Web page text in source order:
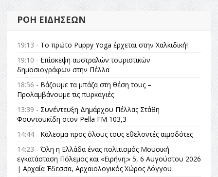
ΡΟΉ ΕΙΔΉΣΕΩΝ
19:13 - Το πρώτο Puppy Yoga έρχεται στην Χαλκιδική!
19:10 - Επίσκεψη αυστραλών τουριστικών
δημοσιογράφων στην Πέλλα
18:56 - Βάζουμε τα μπάζα στη θέση τους –
Προλαμβάνουμε τις πυρκαγιές
13:39 - Συνέντευξη Δημάρχου Πέλλας Στάθη
Φουντουκίδη στον Pella FM 103,3
14:44 - Κάλεσμα προς όλους τους εθελοντές αιμοδότες
14:23 - Όλη η Ελλάδα ένας πολιτισμός Μουσική
εγκατάσταση Πόλεμος και «Ειρήνη;» 5, 6 Αυγούστου 2026
| Αρχαία Έδεσσα, Αρχαιολογικός Χώρος Λόγγου